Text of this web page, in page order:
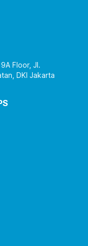
Floor, Jl.
DKI Jakarta